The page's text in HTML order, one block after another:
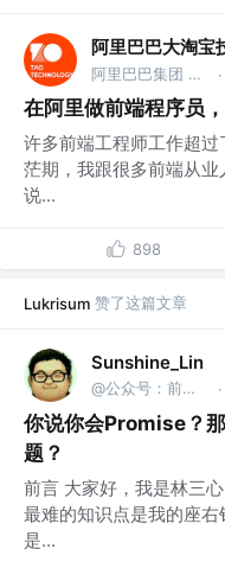
阿里巴巴大淘宝
阿里巴巴集团 @大淘宝技术，服务9亿用户，赋能各行业1000万商家，作为核心技术团队保障14次双十一购物狂欢节成功 ·
在阿里做前端程序员
许多前端工程师工作超
茫期，我跟很多前端从
说...
898
Lukrisum 赞了这篇文章
Sunshine_Lin
@公众号：前端之神 & B站：林三心的挖掘机 ·
你说你会Promise？
题？
前言 大家好，我是林三
最难的知识点是我的座
是...